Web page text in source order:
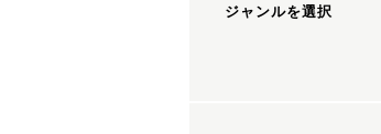
ジャンルを選択